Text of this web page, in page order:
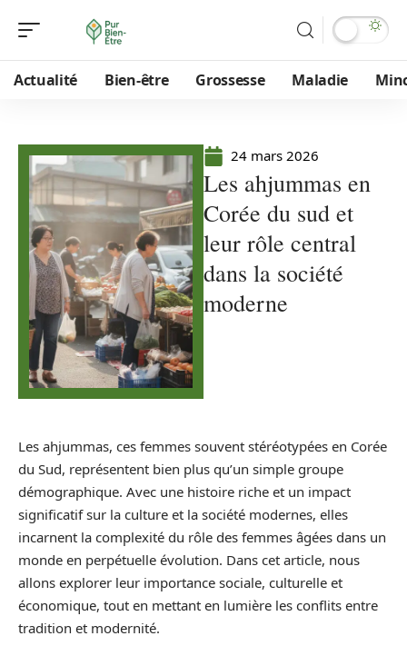
Actualité Bien-être Grossesse Maladie
24 mars 2026
Les ahjummas en
Corée du sud et
leur rôle central
dans la société
moderne
Les ahjummas, ces femmes souvent stéréotypées en Corée
du Sud, représentent bien plus qu’un simple groupe
démographique. Avec une histoire riche et un impact
significatif sur la culture et la société modernes, elles
incarnent la complexité du rôle des femmes âgées dans un
monde en perpétuelle évolution. Dans cet article, nous
allons explorer leur importance sociale, culturelle et
économique, tout en mettant en lumière les conflits entre
tradition et modernité.